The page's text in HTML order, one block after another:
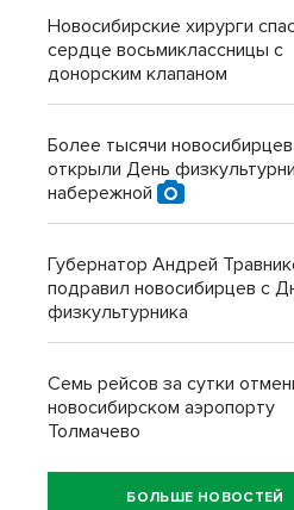
Новосибирские хирурги
сердце восьмиклассницы с
донорским клапаном
Более тысячи новосибирцев
открыли День
набережной
Губернатор Андрей
подравил новосибирцев с
физкультурника
Семь рейсов за сутки
новосибирском аэропорту
Толмачево
БОЛЬШЕ НОВОСТЕЙ